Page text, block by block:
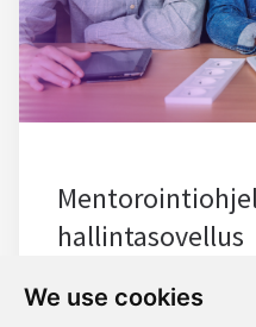
We use cookies
hallintasovellus